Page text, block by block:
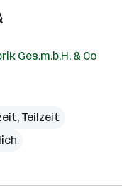
Ges.m.b.H. & Co
Teilzeit